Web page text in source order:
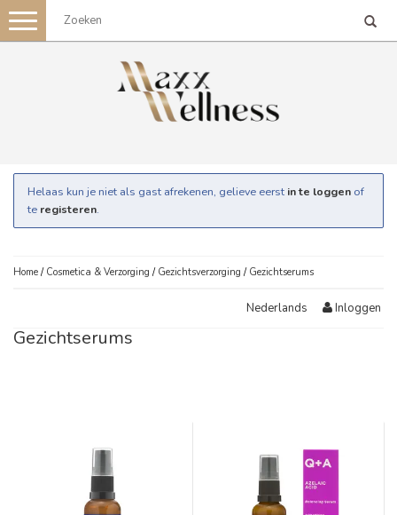
Toggle
navigation
Helaas kun je niet als gast afrekenen, gelieve eerst in te loggen of
te registeren.
Home / Cosmetica & Verzorging / Gezichtsverzorging / Gezichtserums
Nederlands Inloggen
Gezichtserums